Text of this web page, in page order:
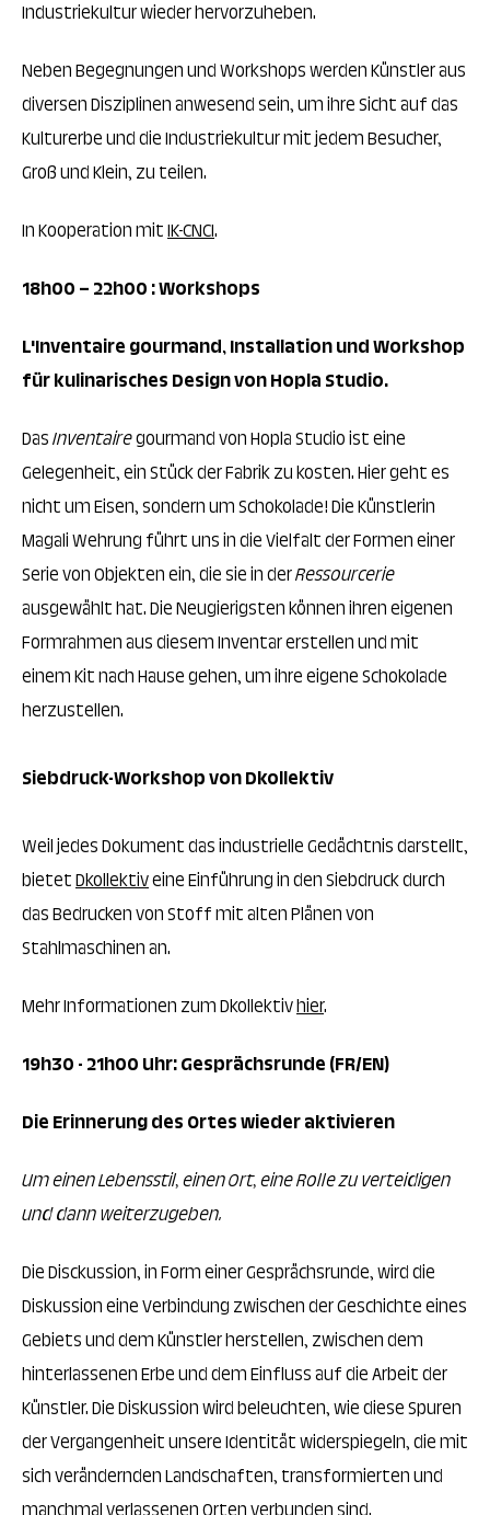
Industriekultur wieder hervorzuheben.
Neben Begegnungen und Workshops werden Künstler aus
diversen Disziplinen anwesend sein, um ihre Sicht auf das
Kulturerbe und die Industriekultur mit jedem Besucher,
Groß und Klein, zu teilen.
In Kooperation mitIK-CNCI.
18h00 – 22h00 : Workshops
L'Inventaire gourmand, Installation und Workshop
für kulinarisches Design von Hopla Studio.
DasInventairegourmand von Hopla Studio ist eine
Gelegenheit, ein Stück der Fabrik zu kosten. Hier geht es
nicht um Eisen, sondern um Schokolade! Die Künstlerin
Magali Wehrung führt uns in die Vielfalt der Formen einer
Serie von Objekten ein, die sie in derRessourcerie
ausgewählt hat. Die Neugierigsten können ihren eigenen
Formrahmen aus diesem Inventar erstellen und mit
einem Kit nach Hause gehen, um ihre eigene Schokolade
herzustellen.
Siebdruck-Workshop von Dkollektiv
Weil jedes Dokument das industrielle Gedächtnis darstellt,
bietetDkollektiveine Einführung in den Siebdruck durch
das Bedrucken von Stoff mit alten Plänen von
Stahlmaschinen an.
Mehr Informationen zum Dkollektivhier.
19h30 - 21h00 Uhr: Gesprächsrunde (FR/EN)
Die Erinnerung des Ortes wieder aktivieren
Um einen Lebensstil, einen Ort, eine Rolle zu verteidigen
und dann weiterzugeben.
Die Disckussion, in Form einer Gesprächsrunde, wird die
Diskussion eine Verbindung zwischen der Geschichte eines
Gebiets und dem Künstler herstellen, zwischen dem
hinterlassenen Erbe und dem Einfluss auf die Arbeit der
Künstler. Die Diskussion wird beleuchten, wie diese Spuren
der Vergangenheit unsere Identität widerspiegeln, die mit
sich verändernden Landschaften, transformierten und